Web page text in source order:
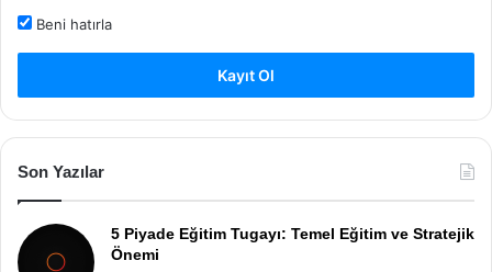
Beni hatırla
Kayıt Ol
Son Yazılar
5 Piyade Eğitim Tugayı: Temel Eğitim ve Stratejik
Önemi